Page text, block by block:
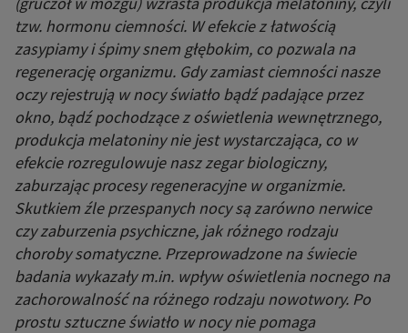
tzw. hormonu ciemności. W efekcie z łatwością
zasypiamy i śpimy snem głębokim, co pozwala na
regenerację organizmu. Gdy zamiast ciemności nasze
oczy rejestrują w nocy światło bądź padające przez
okno, bądź pochodzące z oświetlenia wewnętrznego,
produkcja melatoniny nie jest wystarczająca, co w
efekcie rozregulowuje nasz zegar biologiczny,
zaburzając procesy regeneracyjne w organizmie.
Skutkiem źle przespanych nocy są zarówno nerwice
czy zaburzenia psychiczne, jak różnego rodzaju
choroby somatyczne. Przeprowadzone na świecie
badania wykazały m.in. wpływ oświetlenia nocnego na
zachorowalność na różnego rodzaju nowotwory. Po
prostu sztuczne światło w nocy nie pomaga